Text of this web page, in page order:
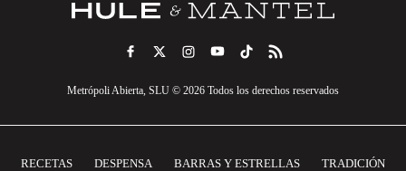
Metrópoli Abierta, SLU © 2026 Todos los derechos reservados
RECETAS DESPENSA BARRAS Y ESTRELLAS
TRADICIÓN